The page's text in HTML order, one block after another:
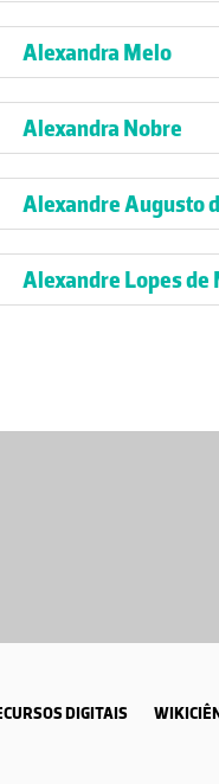
Alexandra Melo
Alexandra Nobre
Alexandre Augusto
Alexandre Lopes de
DIGITAIS